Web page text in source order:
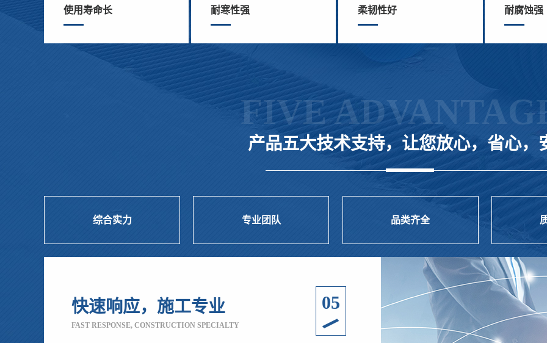
使用寿命长 耐寒性强 柔韧性好 耐腐蚀强
FIVE
产品五大技术支持，让您放心，省心，
综合实力 专业团队 品类齐全
实力良好，客户信赖
STRENGTH NIANG HUA, CUSTOMER TRUST
01